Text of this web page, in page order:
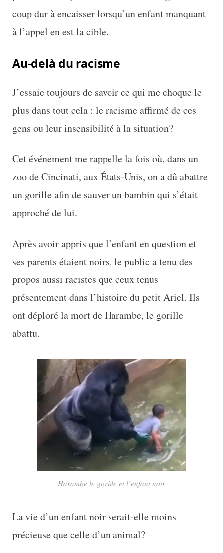
coup dur à encaisser lorsqu’un enfant manquant
à l’appel en est la cible.
Au-delà du racisme
J’essaie toujours de savoir ce qui me choque le
plus dans tout cela : le racisme affirmé de ces
gens ou leur insensibilité à la situation?
Cet événement me rappelle la fois où, dans un
zoo de Cincinati, aux États-Unis, on a dû abattre
un gorille afin de sauver un bambin qui s’était
approché de lui.
Après avoir appris que l’enfant en question et
ses parents étaient noirs, le public a tenu des
propos aussi racistes que ceux tenus
présentement dans l’histoire du petit Ariel. Ils
ont déploré la mort de Harambe, le gorille
abattu.
Harambe le gorille et l’enfant noir
La vie d’un enfant noir serait-elle moins
précieuse que celle d’un animal?